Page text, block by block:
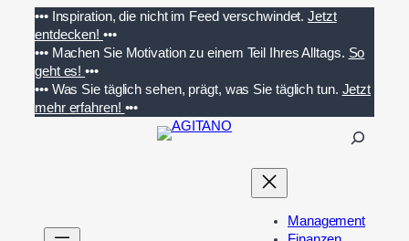
Inhalt
springen
••• Inspiration, die nicht im Feed verschwindet. Jetzt
entdecken! •••
••• Machen Sie Motivation zu einem Teil Ihres Alltags. So
geht es!•••
••• Was Sie täglich sehen, prägt, was Sie täglich tun. Jetzt
mehr erfahren! •••
n
Management